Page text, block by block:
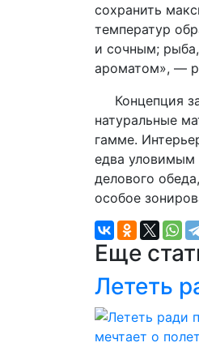
сохранить
температур
и сочным;
ароматом», —
Концепция
натуральные
гамме.
едва уловимым
делового
особое
Еще
Лететь
мечтает о